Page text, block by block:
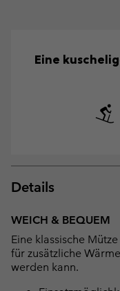
Eine
Details
WEICH & BEQUEM
Eine klassische
für zusätzliche
werden kann.